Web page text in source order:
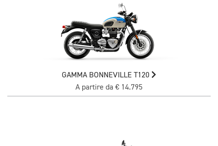
GAMMA BONNEVILLE T120
A partire da € 14.795